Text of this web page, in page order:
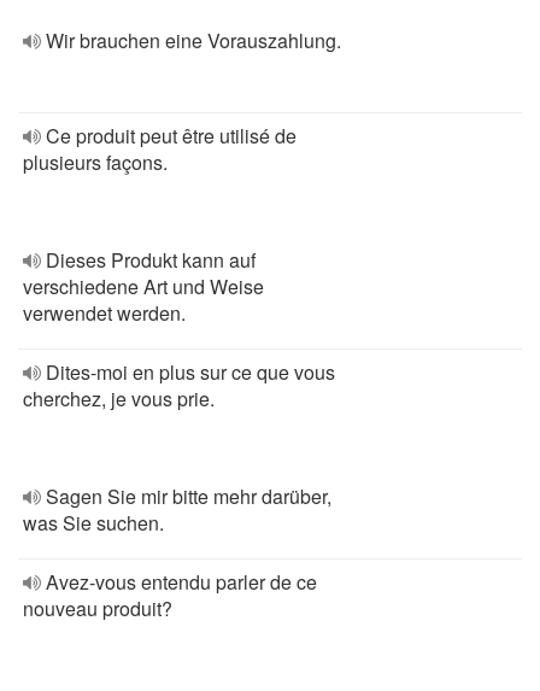
Wir brauchen eine Vorauszahlung.
Ce produit peut être utilisé de
plusieurs façons.
Dieses Produkt kann auf
verschiedene Art und Weise
verwendet werden.
Dites-moi en plus sur ce que vous
cherchez, je vous prie.
Sagen Sie mir bitte mehr darüber,
was Sie suchen.
Avez-vous entendu parler de ce
nouveau produit?